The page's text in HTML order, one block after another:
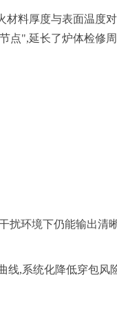
料厚度与表面温度
",延长了炉体检修
扰环境下仍能输出
线,系统化降低穿包风